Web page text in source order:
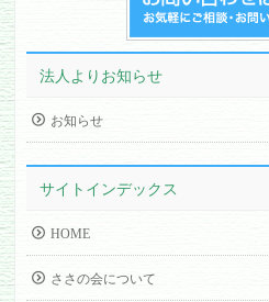
法人よりお知らせ
お知らせ
サイトインデックス
HOME
ささの会について